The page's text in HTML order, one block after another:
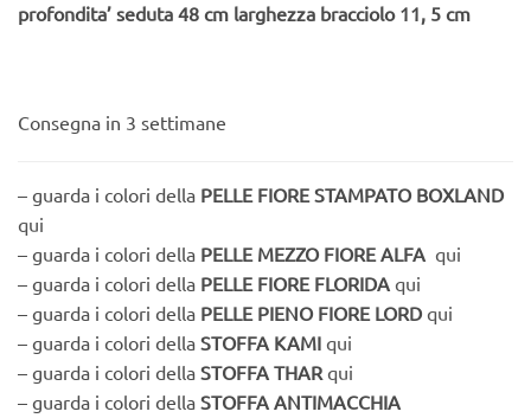
profondita’ seduta 48 cm larghezza bracciolo 11, 5 cm
Consegna in 3 settimane
– guarda i colori della PELLE FIORE STAMPATO BOXLAND
qui
– guarda i colori della PELLE MEZZO FIORE ALFA qui
– guarda i colori della PELLE FIORE FLORIDA qui
– guarda i colori della PELLE PIENO FIORE LORD qui
– guarda i colori della STOFFA KAMI qui
– guarda i colori della STOFFA THAR qui
– guarda i colori della STOFFA ANTIMACCHIA